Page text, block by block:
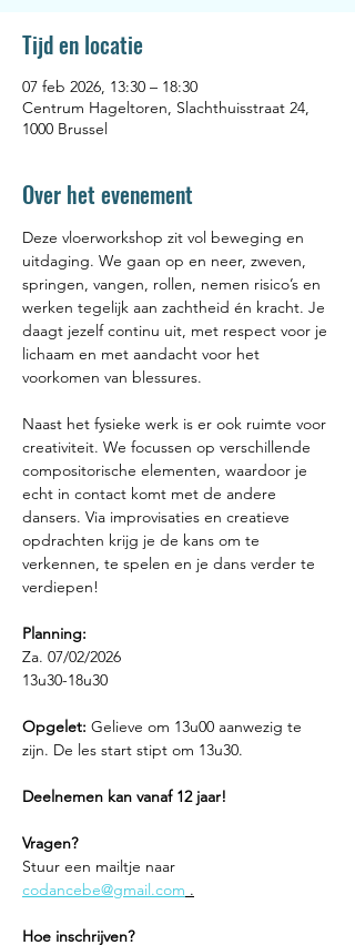
Tijd en locatie
07 feb 2026, 13:30 – 18:30
Centrum Hageltoren, Slachthuisstraat 24,
1000 Brussel
Over het evenement
Deze vloerworkshop zit vol beweging en
uitdaging. We gaan op en neer, zweven,
springen, vangen, rollen, nemen risico’s en
werken tegelijk aan zachtheid én kracht. Je
daagt jezelf continu uit, met respect voor je
lichaam en met aandacht voor het
voorkomen van blessures.
Naast het fysieke werk is er ook ruimte voor
creativiteit. We focussen op verschillende
compositorische elementen, waardoor je
echt in contact komt met de andere
dansers. Via improvisaties en creatieve
opdrachten krijg je de kans om te
verkennen, te spelen en je dans verder te
verdiepen!
Planning:
Za. 07/02/2026
13u30-18u30
Opgelet: Gelieve om 13u00 aanwezig te
zijn. De les start stipt om 13u30.
Deelnemen kan vanaf 12 jaar!
Vragen?
Stuur een mailtje naar
codancebe@gmail.com .
Hoe inschrijven?